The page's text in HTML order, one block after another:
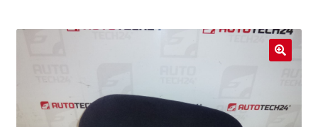
Klageprocedure